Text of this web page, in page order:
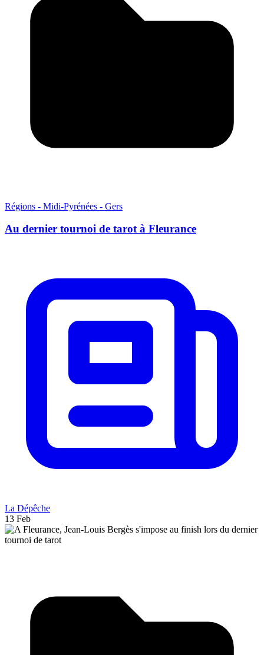
Régions - Midi-Pyrénées - Gers
Au dernier tournoi de tarot à Fleurance
La Dépêche
13 Feb